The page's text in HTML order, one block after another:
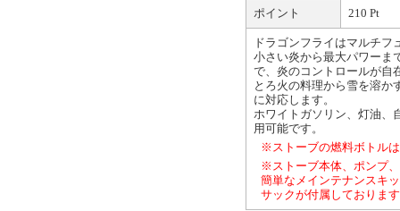
ポイント 210 Pt
ドラゴンフライはマルチフ
小さい炎から最大パワーま
で、炎のコントロールが自
とろ火の料理から雪を溶か
に対応します。
ホワイトガソリン、灯油、
用可能です。
※ストーブの燃料ボトル
※ストーブ本体、ポンプ
簡単なメインテナンスキ
サックが付属しておりま